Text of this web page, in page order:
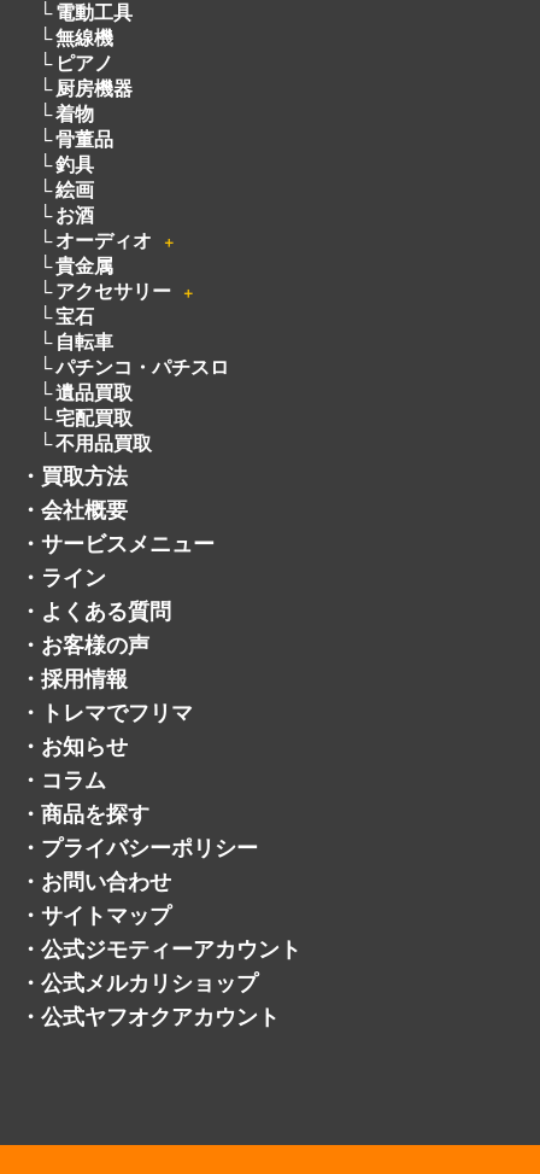
電動工具
無線機
ピアノ
厨房機器
着物
骨董品
釣具
絵画
お酒
オーディオ
＋
貴金属
アクセサリー
＋
宝石
自転車
パチンコ・パチスロ
遺品買取
宅配買取
不用品買取
・ 買取方法
・ 会社概要
・ サービスメニュー
・ ライン
・ よくある質問
・ お客様の声
・ 採用情報
・
トレマでフリマ
・ お知らせ
・ コラム
・ 商品を探す
・ プライバシーポリシー
・ お問い合わせ
・ サイトマップ
・ 公式ジモティーアカウント
・ 公式メルカリショップ
・ 公式ヤフオクアカウント